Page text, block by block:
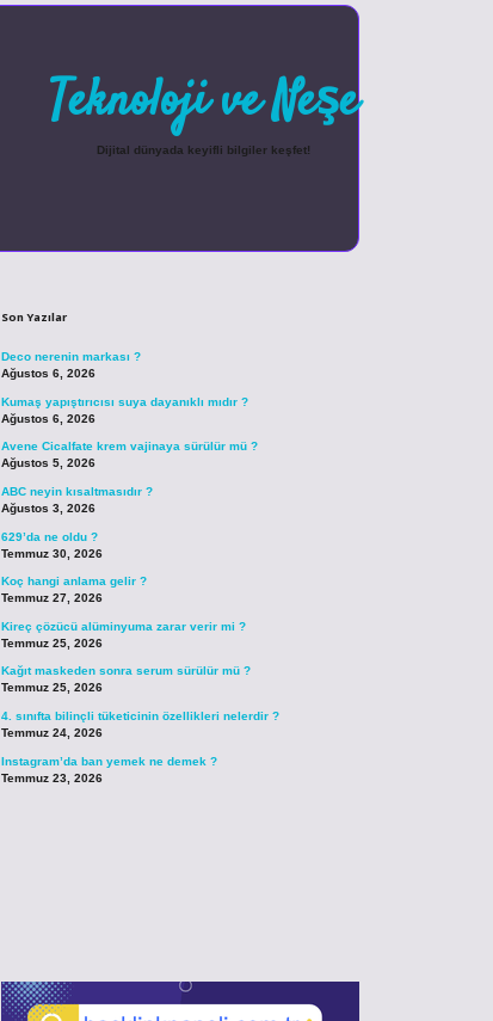
Teknoloji ve Neşe
Dijital dünyada keyifli bilgiler keşfet!
Son Yazılar
Deco nerenin markası ?
Ağustos 6, 2026
Kumaş yapıştırıcısı suya dayanıklı mıdır ?
Ağustos 6, 2026
Avene Cicalfate krem vajinaya sürülür mü ?
Ağustos 5, 2026
ABC neyin kısaltmasıdır ?
Ağustos 3, 2026
629’da ne oldu ?
Temmuz 30, 2026
Koç hangi anlama gelir ?
Temmuz 27, 2026
Kireç çözücü alüminyuma zarar verir mi ?
Temmuz 25, 2026
Kağıt maskeden sonra serum sürülür mü ?
Temmuz 25, 2026
4. sınıfta bilinçli tüketicinin özellikleri nelerdir ?
Temmuz 24, 2026
Instagram’da ban yemek ne demek ?
Temmuz 23, 2026